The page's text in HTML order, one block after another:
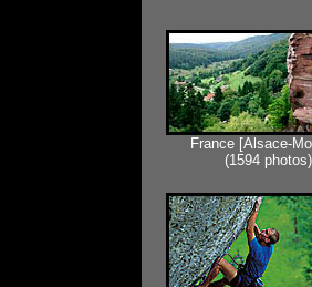
France [Alsace-
(1594 photos)